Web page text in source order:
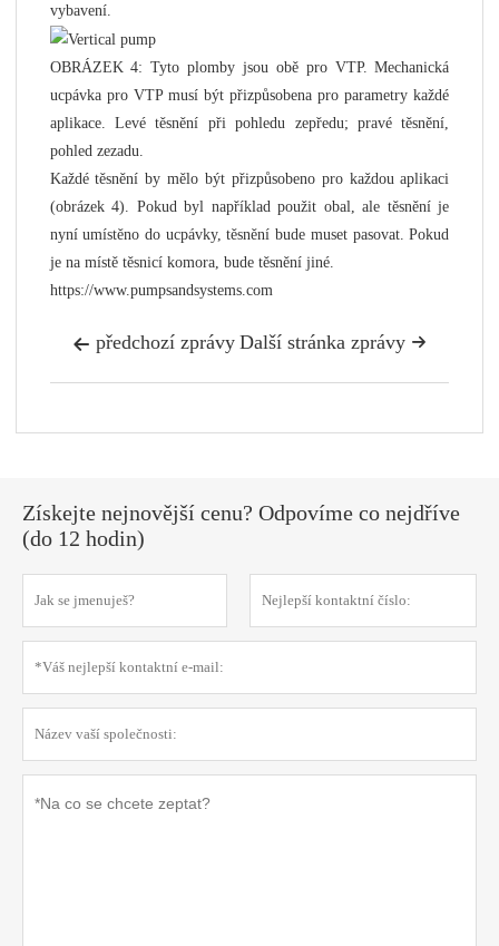
vybavení.
OBRÁZEK ​​4: Tyto plomby jsou obě pro VTP. Mechanická
ucpávka pro VTP musí být přizpůsobena pro parametry každé
aplikace. Levé těsnění při pohledu zepředu; pravé těsnění,
pohled zezadu.
Každé těsnění by mělo být přizpůsobeno pro každou aplikaci
(obrázek 4). Pokud byl například použit obal, ale těsnění je
nyní umístěno do ucpávky, těsnění bude muset pasovat. Pokud
je na místě těsnicí komora, bude těsnění jiné.
https://www.pumpsandsystems.com
 předchozí zprávy 
Další stránka zprávy
Získejte nejnovější cenu? Odpovíme co nejdříve
(do 12 hodin)